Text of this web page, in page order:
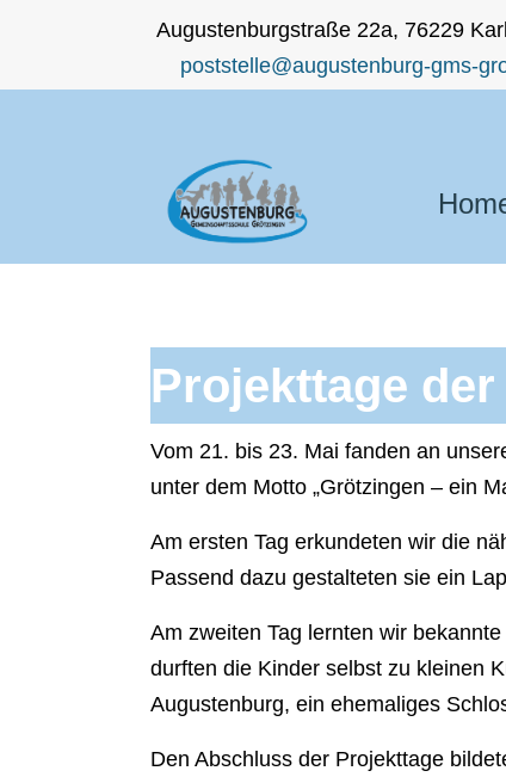
Augustenburgstraße 22a, 76229
poststelle@augustenburg-gms-
Projekttage
Vom 21. bis 23. Mai fanden an
unter dem Motto „Grötzingen – ein
Am ersten Tag erkundeten wir die
Passend dazu gestalteten sie ein
Am zweiten Tag lernten wir
durften die Kinder selbst zu kleinen
Augustenburg, ein ehemaliges
Den Abschluss der Projekttage